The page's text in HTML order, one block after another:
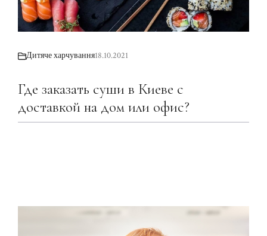
Дитяче харчування18.10.2021
Где заказать суши в Киеве с
доставкой на дом или офис?